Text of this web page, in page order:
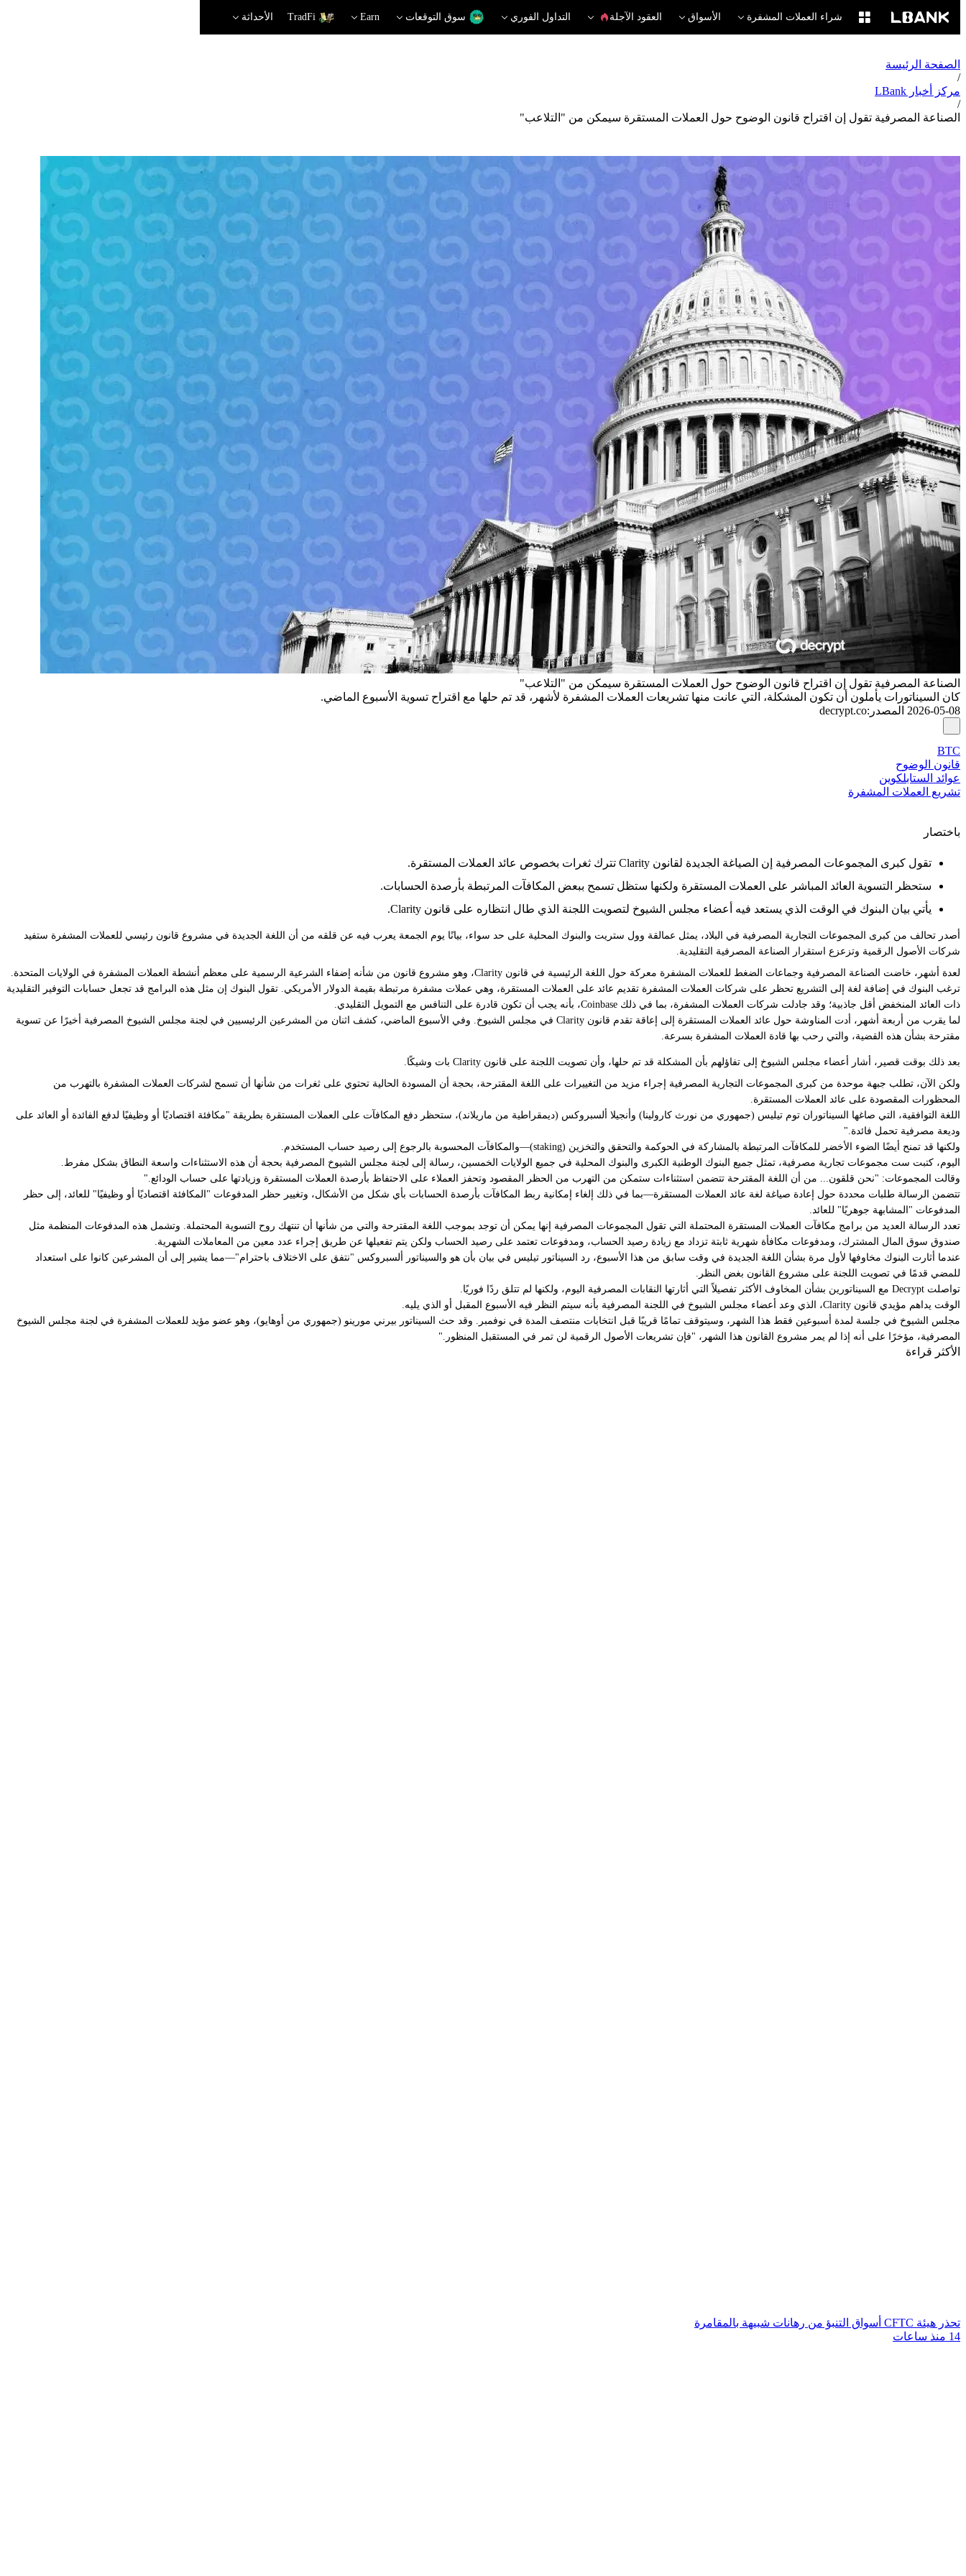
شراء العملات المشفرة الأسواق العقود الآجلة التداول الفوري سوق التوقعات Earn
TradFi الأحداثة
الصفحة الرئيسة
/
مركز أخبار LBank
/
الصناعة المصرفية تقول إن اقتراح قانون الوضوح حول العملات المستقرة سيمكن من "التلاعب"
الصناعة المصرفية تقول إن اقتراح قانون الوضوح حول العملات المستقرة سيمكن من "التلاعب"
كان السيناتورات يأملون أن تكون المشكلة، التي عانت منها تشريعات العملات المشفرة لأشهر، قد تم حلها مع اقتراح تسوية الأسبوع الماضي.
2026-05-08 المصدر :
decrypt.co
BTC
قانون الوضوح
عوائد الستابلكوين
تشريع العملات المشفرة
باختصار
تقول كبرى المجموعات المصرفية إن الصياغة الجديدة لقانون Clarity تترك ثغرات بخصوص عائد العملات المستقرة.
ستحظر التسوية العائد المباشر على العملات المستقرة ولكنها ستظل تسمح ببعض المكافآت المرتبطة بأرصدة الحسابات.
يأتي بيان البنوك في الوقت الذي يستعد فيه أعضاء مجلس الشيوخ لتصويت اللجنة الذي طال انتظاره على قانون Clarity.
أصدر تحالف من كبرى المجموعات التجارية المصرفية في البلاد، يمثل عمالقة وول ستريت والبنوك المحلية على حد سواء، بيانًا يوم الجمعة يعرب فيه عن قلقه من أن اللغة الجديدة في مشروع قانون رئيسي للعملات المشفرة ستفيد
شركات الأصول الرقمية وتزعزع استقرار الصناعة المصرفية التقليدية.
لعدة أشهر، خاضت الصناعة المصرفية وجماعات الضغط للعملات المشفرة معركة حول اللغة الرئيسية في قانون Clarity، وهو مشروع قانون من شأنه إضفاء الشرعية الرسمية على معظم أنشطة العملات المشفرة في الولايات المتحدة.
ترغب البنوك في إضافة لغة إلى التشريع تحظر على شركات العملات المشفرة تقديم عائد على العملات المستقرة، وهي عملات مشفرة مرتبطة بقيمة الدولار الأمريكي. تقول البنوك إن مثل هذه البرامج قد تجعل حسابات التوفير التقليدية
ذات العائد المنخفض أقل جاذبية؛ وقد جادلت شركات العملات المشفرة، بما في ذلك Coinbase، بأنه يجب أن تكون قادرة على التنافس مع التمويل التقليدي.
لما يقرب من أربعة أشهر، أدت المناوشة حول عائد العملات المستقرة إلى إعاقة تقدم قانون Clarity في مجلس الشيوخ. وفي الأسبوع الماضي، كشف اثنان من المشرعين الرئيسيين في لجنة مجلس الشيوخ المصرفية أخيرًا عن تسوية
مقترحة بشأن هذه القضية، والتي رحب بها قادة العملات المشفرة بسرعة.
بعد ذلك بوقت قصير، أشار أعضاء مجلس الشيوخ إلى تفاؤلهم بأن المشكلة قد تم حلها، وأن تصويت اللجنة على قانون Clarity بات وشيكًا.
ولكن الآن، تطلب جبهة موحدة من كبرى المجموعات التجارية المصرفية إجراء مزيد من التغييرات على اللغة المقترحة، بحجة أن المسودة الحالية تحتوي على ثغرات من شأنها أن تسمح لشركات العملات المشفرة بالتهرب من
المحظورات المقصودة على عائد العملات المستقرة.
اللغة التوافقية، التي صاغها السيناتوران توم تيليس (جمهوري من نورث كارولينا) وأنجيلا ألسبروكس (ديمقراطية من ماريلاند)، ستحظر دفع المكافآت على العملات المستقرة بطريقة "مكافئة اقتصاديًا أو وظيفيًا لدفع الفائدة أو العائد على
وديعة مصرفية تحمل فائدة."
ولكنها قد تمنح أيضًا الضوء الأخضر للمكافآت المرتبطة بالمشاركة في الحوكمة والتحقق والتخزين (staking)—والمكافآت المحسوبة بالرجوع إلى رصيد حساب المستخدم.
اليوم، كتبت ست مجموعات تجارية مصرفية، تمثل جميع البنوك الوطنية الكبرى والبنوك المحلية في جميع الولايات الخمسين، رسالة إلى لجنة مجلس الشيوخ المصرفية بحجة أن هذه الاستثناءات واسعة النطاق بشكل مفرط.
وقالت المجموعات: "نحن قلقون... من أن اللغة المقترحة تتضمن استثناءات ستمكن من التهرب من الحظر المقصود وتحفز العملاء على الاحتفاظ بأرصدة العملات المستقرة وزيادتها على حساب الودائع."
تتضمن الرسالة طلبات محددة حول إعادة صياغة لغة عائد العملات المستقرة—بما في ذلك إلغاء إمكانية ربط المكافآت بأرصدة الحسابات بأي شكل من الأشكال، وتغيير حظر المدفوعات "المكافئة اقتصاديًا أو وظيفيًا" للعائد، إلى حظر
المدفوعات "المشابهة جوهريًا" للعائد.
تعدد الرسالة العديد من برامج مكافآت العملات المستقرة المحتملة التي تقول المجموعات المصرفية إنها يمكن أن توجد بموجب اللغة المقترحة والتي من شأنها أن تنتهك روح التسوية المحتملة. وتشمل هذه المدفوعات المنظمة مثل
صندوق سوق المال المشترك، ومدفوعات مكافأة شهرية ثابتة تزداد مع زيادة رصيد الحساب، ومدفوعات تعتمد على رصيد الحساب ولكن يتم تفعيلها عن طريق إجراء عدد معين من المعاملات الشهرية.
عندما أثارت البنوك مخاوفها لأول مرة بشأن اللغة الجديدة في وقت سابق من هذا الأسبوع، رد السيناتور تيليس في بيان بأن هو والسيناتور ألسبروكس "نتفق على الاختلاف باحترام"—مما يشير إلى أن المشرعين كانوا على استعداد
للمضي قدمًا في تصويت اللجنة على مشروع القانون بغض النظر.
تواصلت Decrypt مع السيناتورين بشأن المخاوف الأكثر تفصيلاً التي أثارتها النقابات المصرفية اليوم، ولكنها لم تتلق ردًا فوريًا.
الوقت يداهم مؤيدي قانون Clarity، الذي وعد أعضاء مجلس الشيوخ في اللجنة المصرفية بأنه سيتم النظر فيه الأسبوع المقبل أو الذي يليه.
مجلس الشيوخ في جلسة لمدة أسبوعين فقط هذا الشهر، وسيتوقف تمامًا قريبًا قبل انتخابات منتصف المدة في نوفمبر. وقد حث السيناتور بيرني مورينو (جمهوري من أوهايو)، وهو عضو مؤيد للعملات المشفرة في لجنة مجلس الشيوخ
المصرفية، مؤخرًا على أنه إذا لم يمر مشروع القانون هذا الشهر، "فإن تشريعات الأصول الرقمية لن تمر في المستقبل المنظور."
الأكثر قراءة
تحذر هيئة CFTC أسواق التنبؤ من رهانات شبيهة بالمقامرة
14 منذ ساعات